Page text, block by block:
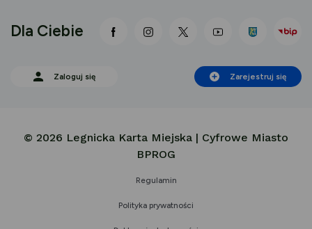
link otwiera się nowej karcie
link otwiera się nowej karcie
link otwiera się
link otwiera się
Dla Ciebie
Zaloguj się Zarejestruj się
© 2026 Legnicka Karta Miejska | Cyfrowe Miasto
BPROG
Regulamin
Polityka prywatności